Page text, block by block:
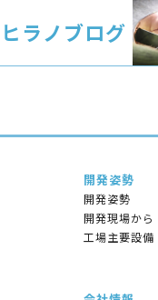
ヒラノブログ
開発姿勢
開発姿勢
開発現場から
⼯場主要設備